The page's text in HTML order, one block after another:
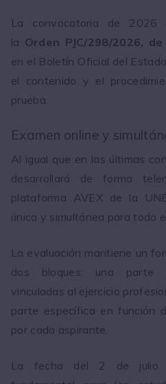
La convocatoria de 2026
la Orden PJC/298/2026,
en el Boletín Oficial del
el contenido y el
prueba.
Examen online y
Al igual que en las últimas
desarrollará de forma
plataforma AVEX de la
única y simultánea para todo
La evaluación mantiene un
dos bloques: una parte
vinculadas al ejercicio
parte específica en función
por cada aspirante.
La fecha del 2 de julio